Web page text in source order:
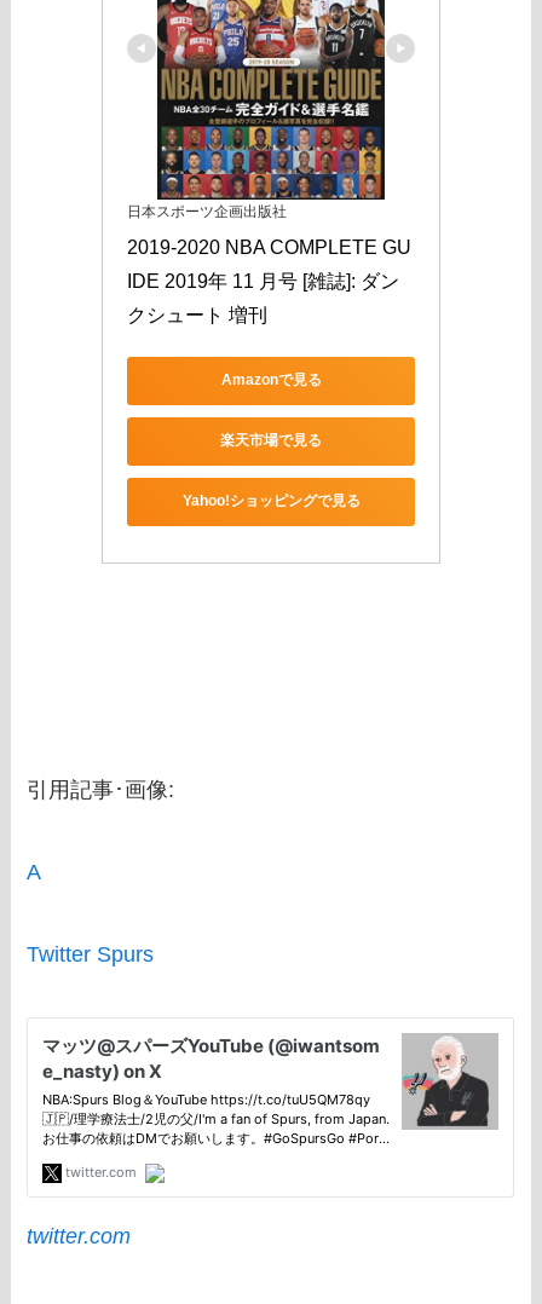
日本スポーツ企画出版社
2019-2020 NBA COMPLETE GU
IDE 2019年 11 月号 [雑誌]: ダン
クシュート 増刊
Amazonで見る
楽天市場で見る
Yahoo!ショッピングで見る
引用記事･画像:
A
Twitter Spurs
twitter.com